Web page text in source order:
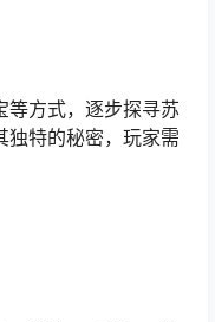
等方式，逐步探寻苏
独特的秘密，玩家需